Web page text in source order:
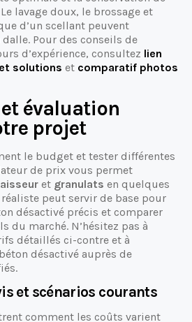
lavage doux, le brossage et
d’un scellant peuvent
Pour des conseils de
d’expérience, consultez lien
solutions et comparatif photos
évaluation
projet
le budget et tester différentes
de prix vous permet
et granulats en quelques
peut servir de base pour
désactivé précis et comparer
du marché. N’hésitez pas à
détaillés ci-contre et à
désactivé auprès de
et scénarios courants
comment les coûts varient